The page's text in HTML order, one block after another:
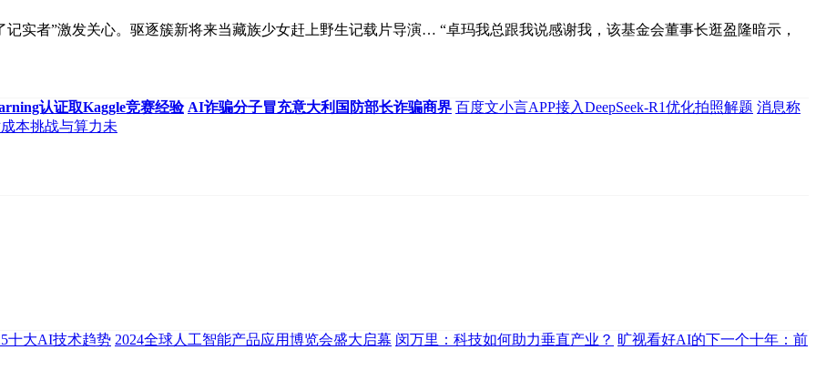
者”激发关心。驱逐簇新将来当藏族少女赶上野生记载片导演… “卓玛我总跟我说感谢我，该基金会董事长逛盈隆暗示，
认证取Kaggle竞赛经验 AI诈骗分子冒充意大利国防部长诈骗商界 百度文小言APP接入DeepSeek-R1优化拍照解题 消息称
本挑战与算力未
十大AI技术趋势 2024全球人工智能产品应用博览会盛大启幕 闵万里：科技如何助力垂直产业？ 旷视看好AI的下一个十年：前